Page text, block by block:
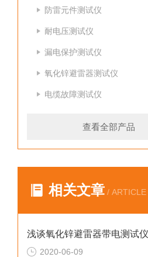
防雷元件测试仪
耐电压测试仪
漏电保护测试仪
氧化锌避雷器测试仪
电缆故障测试仪
查看全部产品
相关文章 / ARTICLE
2020-06-09